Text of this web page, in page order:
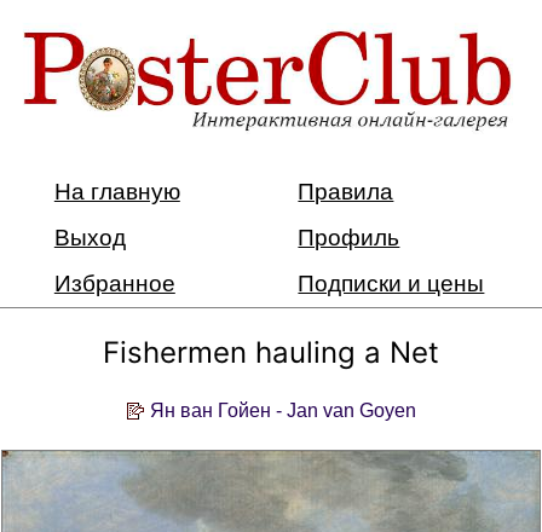
На главную
Правила
Выход
Профиль
Избранное
Подписки и цены
Fishermen hauling a Net
Ян ван Гойен - Jan van Goyen